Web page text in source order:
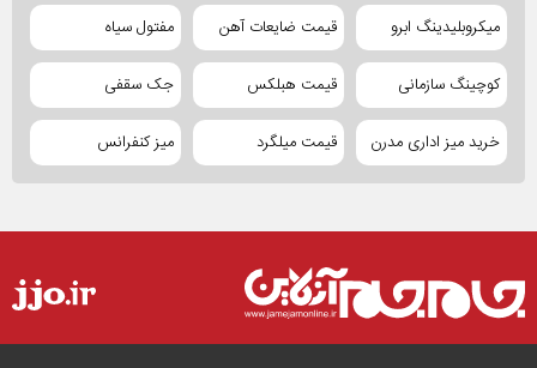
میکروبلیدینگ ابرو قیمت ضایعات آهن مفتول سیاه
کوچینگ سازمانی قیمت هبلکس جک سقفی
خرید میز اداری مدرن قیمت میلگرد میز کنفرانس